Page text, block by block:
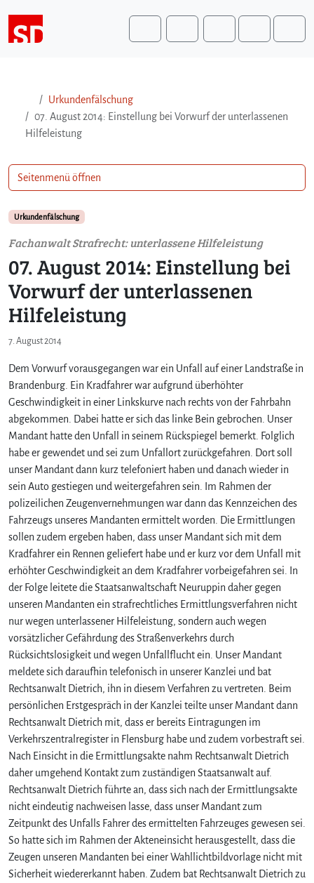
Search
Urkundenfälschung
07. August 2014: Einstellung bei Vorwurf der unterlassenen
Hilfeleistung
Urkundenfälschung
Fachanwalt Strafrecht: unterlassene Hilfeleistung
07. August 2014: Einstellung bei
Vorwurf der unterlassenen
Hilfeleistung
7. August 2014
Dem Vorwurf vorausgegangen war ein Unfall auf einer Landstraße in
Brandenburg. Ein Kradfahrer war aufgrund überhöhter
Geschwindigkeit in einer Linkskurve nach rechts von der Fahrbahn
abgekommen. Dabei hatte er sich das linke Bein gebrochen. Unser
Mandant hatte den Unfall in seinem Rückspiegel bemerkt. Folglich
habe er gewendet und sei zum Unfallort zurückgefahren. Dort soll
unser Mandant dann kurz telefoniert haben und danach wieder in
sein Auto gestiegen und weitergefahren sein. Im Rahmen der
polizeilichen Zeugenvernehmungen war dann das Kennzeichen des
Fahrzeugs unseres Mandanten ermittelt worden. Die Ermittlungen
sollen zudem ergeben haben, dass unser Mandant sich mit dem
Kradfahrer ein Rennen geliefert habe und er kurz vor dem Unfall mit
erhöhter Geschwindigkeit an dem Kradfahrer vorbeigefahren sei. In
der Folge leitete die Staatsanwaltschaft Neuruppin daher gegen
unseren Mandanten ein strafrechtliches Ermittlungsverfahren nicht
nur wegen unterlassener Hilfeleistung, sondern auch wegen
vorsätzlicher Gefährdung des Straßenverkehrs durch
Rücksichtslosigkeit und wegen Unfallflucht ein. Unser Mandant
meldete sich daraufhin telefonisch in unserer Kanzlei und bat
Rechtsanwalt Dietrich, ihn in diesem Verfahren zu vertreten. Beim
persönlichen Erstgespräch in der Kanzlei teilte unser Mandant dann
Rechtsanwalt Dietrich mit, dass er bereits Eintragungen im
Verkehrszentralregister in Flensburg habe und zudem vorbestraft sei.
Nach Einsicht in die Ermittlungsakte nahm Rechtsanwalt Dietrich
daher umgehend Kontakt zum zuständigen Staatsanwalt auf.
Rechtsanwalt Dietrich führte an, dass sich nach der Ermittlungsakte
nicht eindeutig nachweisen lasse, dass unser Mandant zum
Zeitpunkt des Unfalls Fahrer des ermittelten Fahrzeuges gewesen sei.
So hatte sich im Rahmen der Akteneinsicht herausgestellt, dass die
Zeugen unseren Mandanten bei einer Wahllichtbildvorlage nicht mit
Sicherheit wiedererkannt haben. Zudem bat Rechtsanwalt Dietrich zu
Seitenmenü öffnen